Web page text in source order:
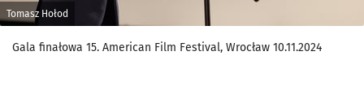
Tomasz Hołod
Gala finałowa 15. American Film Festival, Wrocław 10.11.2024